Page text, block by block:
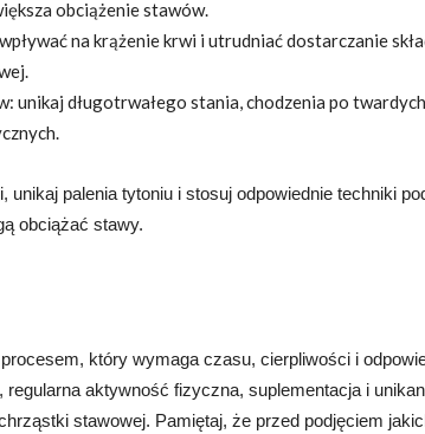
obciążenie stawów.
na krążenie krwi i utrudniać dostarczanie
unikaj długotrwałego stania, chodzenia po
unikaj palenia tytoniu i stosuj odpowiednie techniki
obciążać stawy.
który wymaga czasu, cierpliwości i
regularna aktywność fizyczna, suplementacja i
stawowej. Pamiętaj, że przed podjęciem